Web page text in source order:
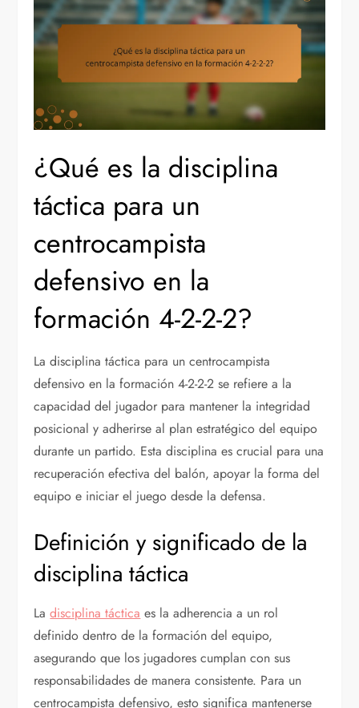
¿Qué es la disciplina
táctica para un
centrocampista
defensivo en la
formación 4-2-2-2?
La disciplina táctica para un centrocampista
defensivo en la formación 4-2-2-2 se refiere a la
capacidad del jugador para mantener la integridad
posicional y adherirse al plan estratégico del equipo
durante un partido. Esta disciplina es crucial para una
recuperación efectiva del balón, apoyar la forma del
equipo e iniciar el juego desde la defensa.
Definición y significado de la
disciplina táctica
Ladisciplina táctica es la adherencia a un rol
definido dentro de la formación del equipo,
asegurando que los jugadores cumplan con sus
responsabilidades de manera consistente. Para un
centrocampista defensivo, esto significa mantenerse